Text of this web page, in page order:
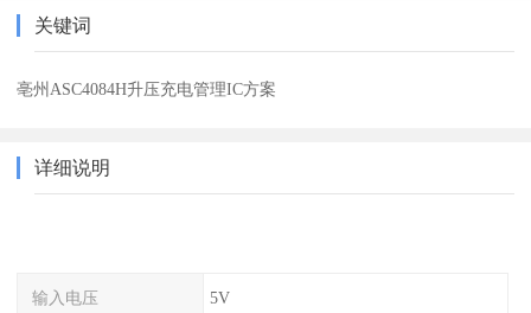
关键词
亳州ASC4084H升压充电管理IC方案
详细说明
输入电压 5V